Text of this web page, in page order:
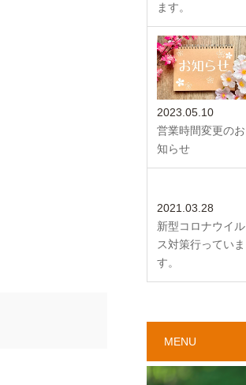
ます。
2023.05.10
営業時間変更のお
知らせ
2021.03.28
新型コロナウイル
ス対策行っていま
す。
MENU